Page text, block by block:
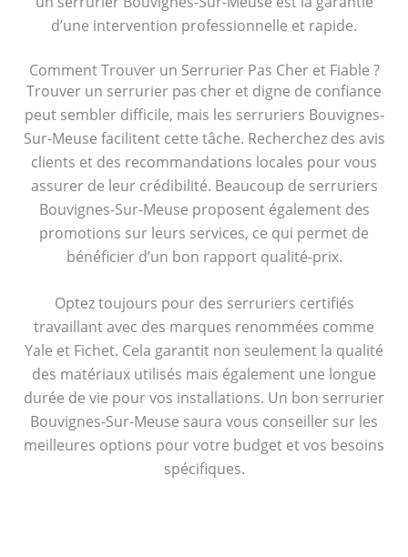
d’une intervention professionnelle et rapide.
Comment Trouver un Serrurier Pas Cher et Fiable ?
Trouver un serrurier pas cher et digne de confiance
peut sembler difficile, mais les serruriers Bouvignes-
Sur-Meuse facilitent cette tâche. Recherchez des avis
clients et des recommandations locales pour vous
assurer de leur crédibilité. Beaucoup de serruriers
Bouvignes-Sur-Meuse proposent également des
promotions sur leurs services, ce qui permet de
bénéficier d’un bon rapport qualité-prix.
Optez toujours pour des serruriers certifiés
travaillant avec des marques renommées comme
Yale et Fichet. Cela garantit non seulement la qualité
des matériaux utilisés mais également une longue
durée de vie pour vos installations. Un bon serrurier
Bouvignes-Sur-Meuse saura vous conseiller sur les
meilleures options pour votre budget et vos besoins
spécifiques.